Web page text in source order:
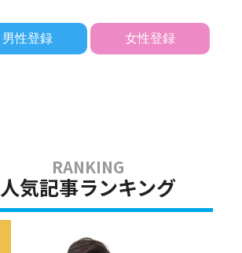
男性登録 女性登録
人気記事ランキング